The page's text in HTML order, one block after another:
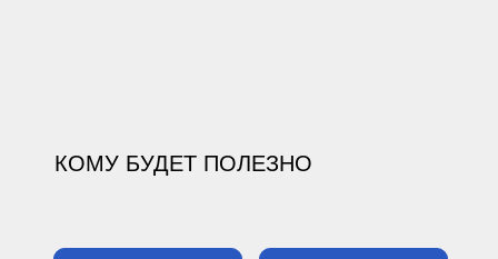
КОМУ БУДЕТ ПОЛЕЗНО